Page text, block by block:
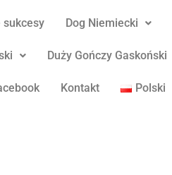
sukcesy Dog Niemiecki
Duży Gończy Gaskoński
Kontakt Polski